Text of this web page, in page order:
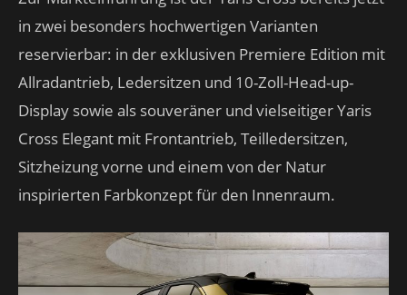
in zwei besonders hochwertigen Varianten
reservierbar: in der exklusiven Premiere Edition mit
Allradantrieb, Ledersitzen und 10-Zoll-Head-up-
Display sowie als souveräner und vielseitiger Yaris
Cross Elegant mit Frontantrieb, Teilledersitzen,
Sitzheizung vorne und einem von der Natur
inspirierten Farbkonzept für den Innenraum.